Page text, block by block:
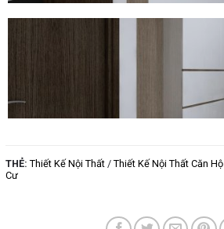
THẺ: Thiết Kế Nội Thất / Thiết Kế Nội Thất Căn Hộ
Cư